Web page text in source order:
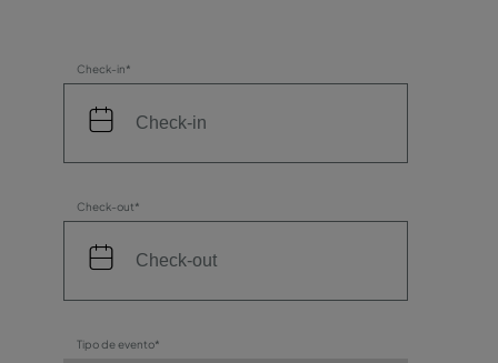
Check-in*
Check-out*
Tipo de evento*